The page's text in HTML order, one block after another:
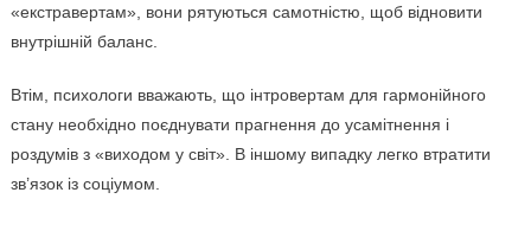
«екстравертам», вони рятуються самотністю, щоб відновити
внутрішній баланс.
Втім, психологи вважають, що інтровертам для гармонійного
стану необхідно поєднувати прагнення до усамітнення і
роздумів з «виходом у світ». В іншому випадку легко втратити
зв’язок із соціумом.